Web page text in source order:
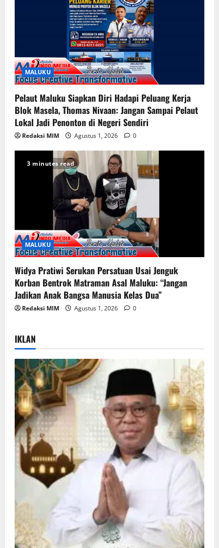
MALUKU
Pelaut Maluku Siapkan Diri Hadapi Peluang Kerja
Blok Masela, Thomas Nivaan: Jangan Sampai Pelaut
Lokal Jadi Penonton di Negeri Sendiri
Redaksi MIM Agustus 1, 2026 0
3 minutes read
MALUKU
Widya Pratiwi Serukan Persatuan Usai Jenguk
Korban Bentrok Matraman Asal Maluku: “Jangan
Jadikan Anak Bangsa Manusia Kelas Dua”
Redaksi MIM Agustus 1, 2026 0
IKLAN